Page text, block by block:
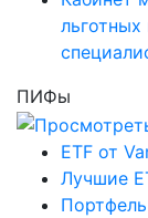
ПИФы
ETF от
Лучшие